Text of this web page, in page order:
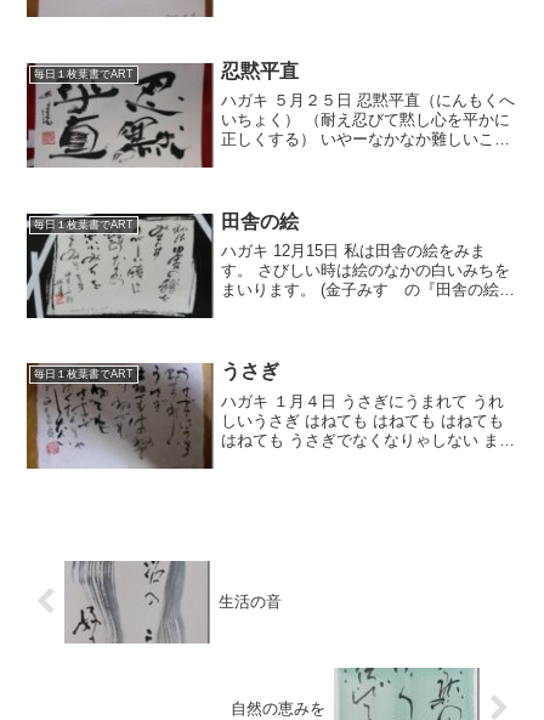
であれっ？計...
毎日１枚葉書でART 忍黙平直
ハガキ ５月２５日 忍黙平直（にんもくへ
いちょく） （耐え忍びて黙し心を平かに
正しくする） いやーなかなか難しいこと
ものです...
毎日１枚葉書でART 田舎の絵
ハガキ 12月15日 私は田舎の絵をみま
す。 さびしい時は絵のなかの白いみちを
まいります。 (金子みすゞの『田舎の絵』
た後...
毎日１枚葉書でART うさぎ
ハガキ １月４日 うさぎにうまれて うれ
しいうさぎ はねても はねても はねても
はねても うさぎでなくなりゃしない まど
生活の音
自然の恵みを